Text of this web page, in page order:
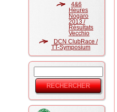
4&6
Heures
Nogaro
2013 /
Résultats
Vecchio
DCN ClubRace /
TT-Symposium
Formulaire
de
recherche